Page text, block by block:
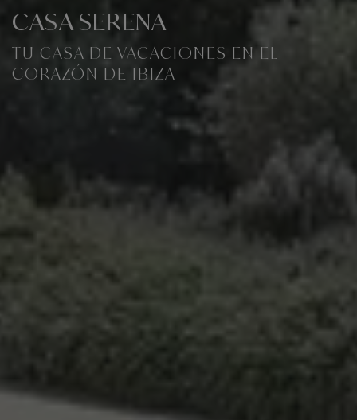
CASA SERENA
TU CASA DE VACACIONES EN EL
CORAZÓN DE IBIZA